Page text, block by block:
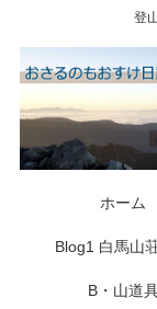
登
ホーム
Blog1 白馬山
B・山道